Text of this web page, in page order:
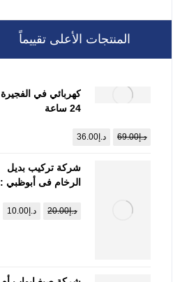
المنتجات الأعلى تقييماً
كهربائي في الفجيرة
24 ساعة
د.إ69.00 د.إ 36.00
شركة تركيب بديل
الرخام فى أبوظبي :
د.إ20.00 د.إ 10.00